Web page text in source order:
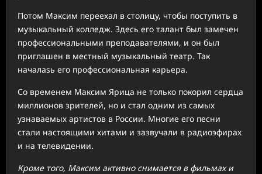
Потом Максим переехал в столицу, чтобы поступить в
музыкальный колледж. Здесь его талант был замечен
профессиональными преподавателями, и он был
приглашен в местный музыкальный театр. Так
началasь его профессиональная карьера.
Со временем Максим Ярица не только покорил сердца
миллионов зрителей, но и стал одним из самых
узнаваемых артистов в России. Многие его песни
стали настоящими хитами и зазвучали в радиоэфирах
и на телевидении.
Кроме того, Максим активно снимается в фильмах и